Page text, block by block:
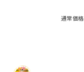
通常価格